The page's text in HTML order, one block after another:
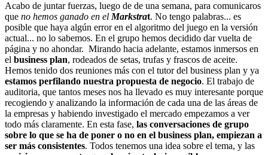
Acabo de juntar fuerzas, luego de de una semana, para comunicaros
que no hemos ganado en el Markstrat. No tengo palabras... es
posible que haya algún error en el algoritmo del juego en la versión
actual... no lo sabemos. En el grupo hemos decidido dar vuelta de
página y no ahondar. Mirando hacia adelante, estamos inmersos en
el business plan, rodeados de setas, trufas y frascos de aceite.
Hemos tenido dos reuniones más con el tutor del business plan y ya
estamos perfilando nuestra propuesta de negocio. El trabajo de
auditoria, que tantos meses nos ha llevado es muy interesante porque
recogiendo y analizando la información de cada una de las áreas de
la empresas y habiendo investigado el mercado empezamos a ver
todo más claramente. En esta fase, las conversaciones de grupo
sobre lo que se ha de poner o no en el business plan, empiezan a
ser más consistentes. Todos tenemos una idea sobre el tema, y las